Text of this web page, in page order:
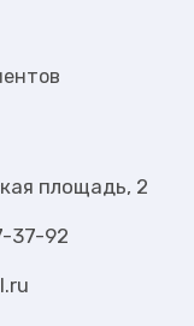
площадь, 2
37-92